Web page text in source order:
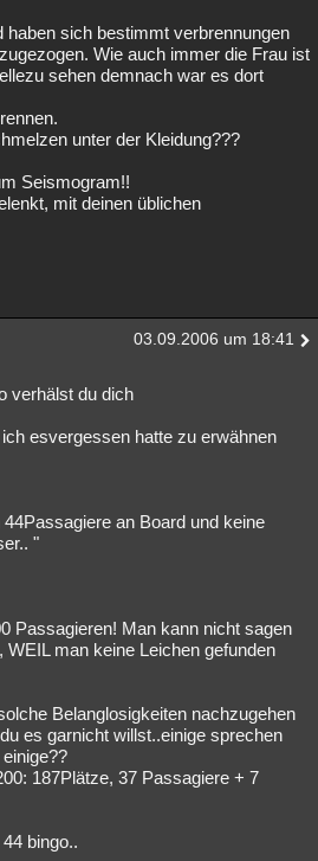
haben sich bestimmt verbrennungen
Wie auch immer die Frau ist
sehen demnach war es dort
unter der Kleidung???
Seismogram!!
mit deinen üblichen
03.09.2006 um 18:41
verhälst du dich
esvergessen hatte zu erwähnen
an Board und keine
"
Passagieren! Man kann nicht sagen
WEIL man keine Leichen gefunden
Belanglosigkeiten nachzugehen
es garnicht willst..einige sprechen
187Plätze, 37 Passagiere + 7
bingo..